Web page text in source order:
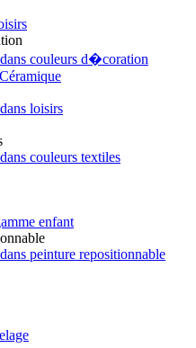
couleurs d�coration
loisirs
couleurs textiles
enfant
peinture repositionnable